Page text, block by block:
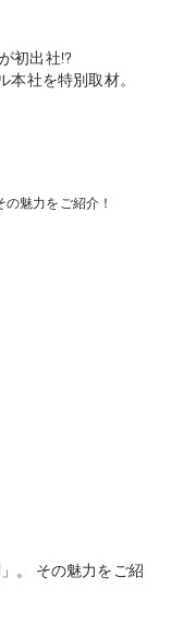
初出社!?
本社を特別取材。
。 その魅力をご紹